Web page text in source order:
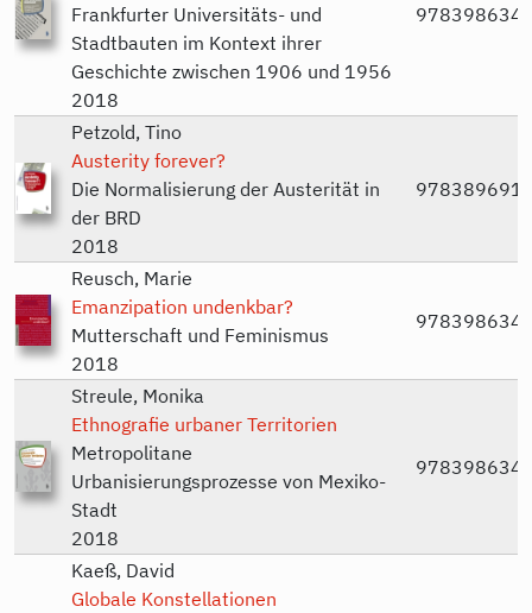
Frankfurter Universitäts- und
Stadtbauten im Kontext ihrer
Geschichte zwischen 1906 und 1956
2018
Petzold, Tino
Austerity forever?
Die Normalisierung der Austerität in
der BRD
2018
Reusch, Marie
Emanzipation undenkbar?
Mutterschaft und Feminismus
2018
Streule, Monika
Ethnografie urbaner Territorien
Metropolitane
Urbanisierungsprozesse von Mexiko-
Stadt
2018
Kaeß, David
Globale Konstellationen